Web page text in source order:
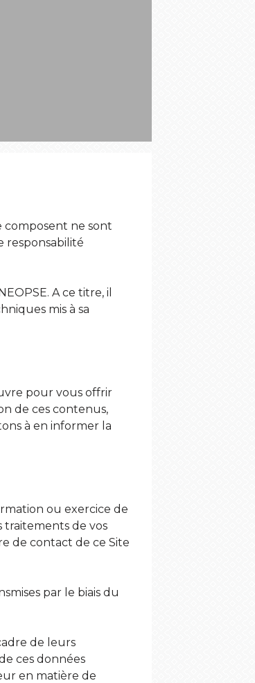
composent ne sont
responsabilité
A ce titre, il
mis à sa
pour vous offrir
de ces contenus,
à en informer la
ou exercice de
traitements de vos
de contact de ce Site
par le biais du
de leurs
ces données
en matière de